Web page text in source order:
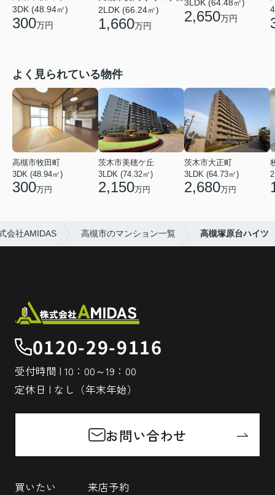
3DK (48.94㎡)
300万円
2LDK (66.24㎡)
1,660万円
3LDK (64.48㎡)
2,650万円
よく見られている物件
高槻市牧田町
3DK (48.94㎡)
300万円
茨木市美穂ケ丘
3LDK (74.32㎡)
2,150万円
茨木市大正町
3LDK (64.73㎡)
2,680万円
会社AMIDAS 高槻市のマンション一覧 高槻塚原台ハイツ
0120-29-9116
受付時間 | 10：00～19：00
定休日 | なし（年末年始）
お問い合わせ
買いたい 来店予約